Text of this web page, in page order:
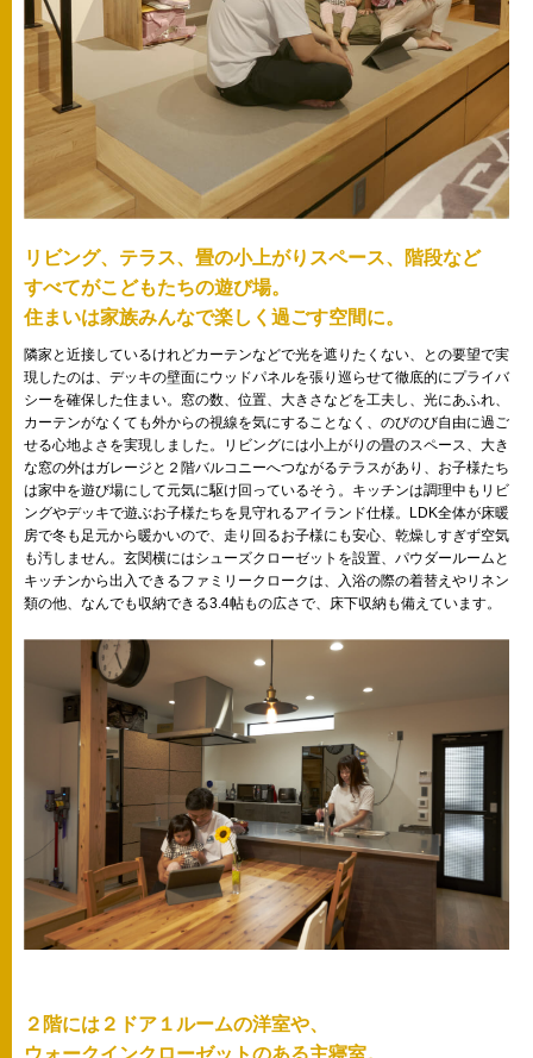
リビング、テラス、畳の小上がりスペース、階段など
すべてがこどもたちの遊び場。
住まいは家族みんなで楽しく過ごす空間に。
隣家と近接しているけれどカーテンなどで光を遮りたくない、との要望で実
現したのは、デッキの壁面にウッドパネルを張り巡らせて徹底的にプライバ
シーを確保した住まい。窓の数、位置、大きさなどを工夫し、光にあふれ、
カーテンがなくても外からの視線を気にすることなく、のびのび自由に過ご
せる心地よさを実現しました。リビングには小上がりの畳のスペース、大き
な窓の外はガレージと２階バルコニーへつながるテラスがあり、お子様たち
は家中を遊び場にして元気に駆け回っているそう。キッチンは調理中もリビ
ングやデッキで遊ぶお子様たちを見守れるアイランド仕様。LDK全体が床暖
房で冬も足元から暖かいので、走り回るお子様にも安心、乾燥しすぎず空気
も汚しません。玄関横にはシューズクローゼットを設置、パウダールームと
キッチンから出入できるファミリークロークは、入浴の際の着替えやリネン
類の他、なんでも収納できる3.4帖もの広さで、床下収納も備えています。
２階には２ドア１ルームの洋室や、